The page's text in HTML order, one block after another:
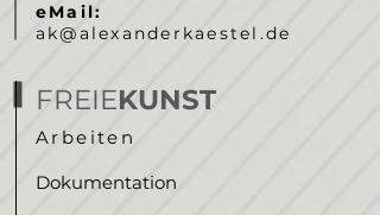
eMail:
ak@alexanderkaestel.de
FREIEKUNST
Arbeiten
Dokumentation